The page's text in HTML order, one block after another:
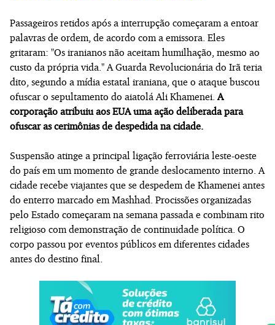
Passageiros retidos após a interrupção começaram a entoar
palavras de ordem, de acordo com a emissora. Eles
gritaram: "Os iranianos não aceitam humilhação, mesmo ao
custo da própria vida." A Guarda Revolucionária do Irã teria
dito, segundo a mídia estatal iraniana, que o ataque buscou
ofuscar o sepultamento do aiatolá Ali Khamenei. A
corporação atribuiu aos EUA uma ação deliberada para
ofuscar as cerimônias de despedida na cidade.
Suspensão atinge a principal ligação ferroviária leste-oeste
do país em um momento de grande deslocamento interno. A
cidade recebe viajantes que se despedem de Khamenei antes
do enterro marcado em Mashhad. Procissões organizadas
pelo Estado começaram na semana passada e combinam rito
religioso com demonstração de continuidade política. O
corpo passou por eventos públicos em diferentes cidades
antes do destino final.